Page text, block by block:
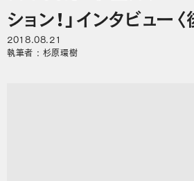
ション！」インタビュー〈
2018.08.21
執筆者 : 杉原環樹